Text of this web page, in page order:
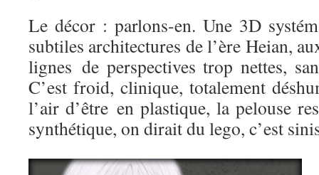
Le décor : parlons-en. Une 3D
subtiles architectures de l’ère Heian,
lignes de perspectives trop nettes,
C’est froid, clinique, totalement
l’air d’être en plastique, la pelouse
synthétique, on dirait du lego, c’est